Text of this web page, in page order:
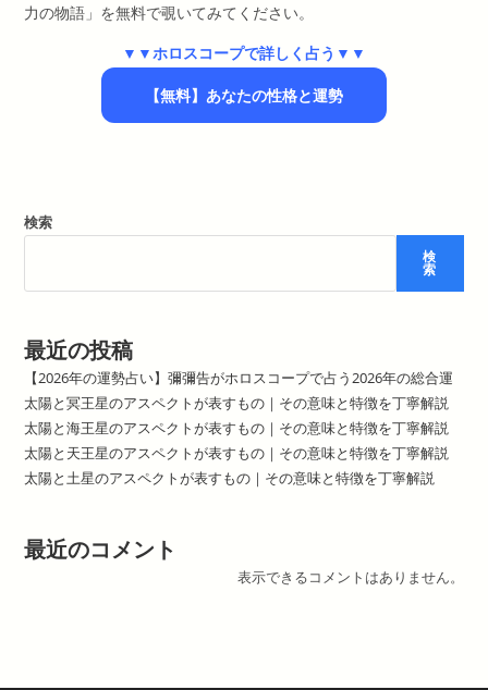
力の物語」を無料で覗いてみてください。
▼▼ホロスコープで詳しく占う▼▼
【無料】あなたの性格と運勢
検索
検
索
最近の投稿
【2026年の運勢占い】彌彌告がホロスコープで占う2026年の総合運
太陽と冥王星のアスペクトが表すもの｜その意味と特徴を丁寧解説
太陽と海王星のアスペクトが表すもの｜その意味と特徴を丁寧解説
太陽と天王星のアスペクトが表すもの｜その意味と特徴を丁寧解説
太陽と土星のアスペクトが表すもの｜その意味と特徴を丁寧解説
最近のコメント
表示できるコメントはありません。